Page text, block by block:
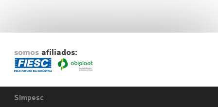
somos afiliados:
Simpesc